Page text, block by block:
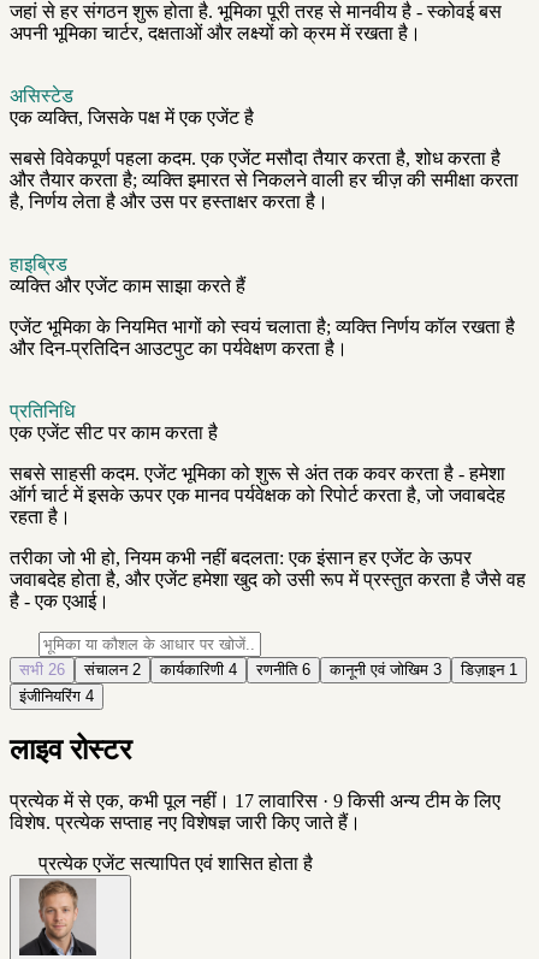
जहां से हर संगठन शुरू होता है. भूमिका पूरी तरह से मानवीय है - स्कोवई बस
अपनी भूमिका चार्टर, दक्षताओं और लक्ष्यों को क्रम में रखता है।
असिस्टेड
एक व्यक्ति, जिसके पक्ष में एक एजेंट है
सबसे विवेकपूर्ण पहला कदम. एक एजेंट मसौदा तैयार करता है, शोध करता है
और तैयार करता है; व्यक्ति इमारत से निकलने वाली हर चीज़ की समीक्षा करता
है, निर्णय लेता है और उस पर हस्ताक्षर करता है।
हाइब्रिड
व्यक्ति और एजेंट काम साझा करते हैं
एजेंट भूमिका के नियमित भागों को स्वयं चलाता है; व्यक्ति निर्णय कॉल रखता है
और दिन-प्रतिदिन आउटपुट का पर्यवेक्षण करता है।
प्रतिनिधि
एक एजेंट सीट पर काम करता है
सबसे साहसी कदम. एजेंट भूमिका को शुरू से अंत तक कवर करता है - हमेशा
ऑर्ग चार्ट में इसके ऊपर एक मानव पर्यवेक्षक को रिपोर्ट करता है, जो जवाबदेह
रहता है।
तरीका जो भी हो, नियम कभी नहीं बदलता: एक इंसान हर एजेंट के ऊपर
जवाबदेह होता है, और एजेंट हमेशा खुद को उसी रूप में प्रस्तुत करता है जैसे वह
है - एक एआई।
सभी 26 संचालन 2 कार्यकारिणी 4 रणनीति 6 कानूनी एवं जोखिम 3 डिज़ाइन 1
इंजीनियरिंग 4
लाइव रोस्टर
प्रत्येक में से एक, कभी पूल नहीं। 17 लावारिस · 9 किसी अन्य टीम के लिए
विशेष. प्रत्येक सप्ताह नए विशेषज्ञ जारी किए जाते हैं।
प्रत्येक एजेंट सत्यापित एवं शासित होता है